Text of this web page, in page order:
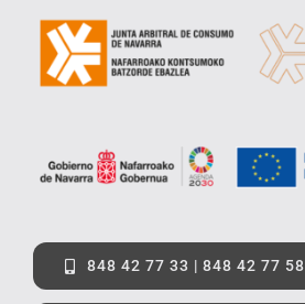
848 42 77 33 | 848 42 77 58